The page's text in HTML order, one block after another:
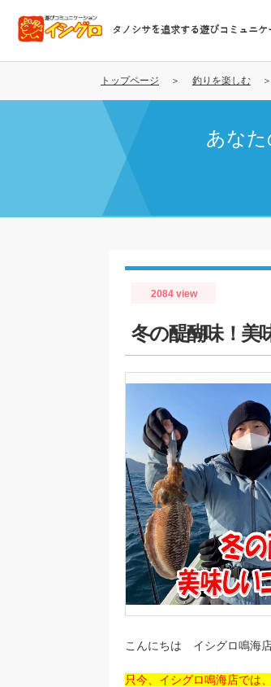
コ
テ
タノシサを追求する遊びコミュニケ
トップページ 釣りを楽しむ
あな
2084 view
冬の醍醐味！美
こんにちは イシグロ鳴海店
只今、イシグロ鳴海店では